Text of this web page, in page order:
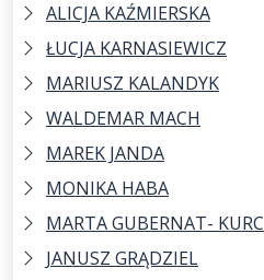
ALICJA KAŹMIERSKA
ŁUCJA KARNASIEWICZ
MARIUSZ KALANDYK
WALDEMAR MACH
MAREK JANDA
MONIKA HABA
MARTA GUBERNAT- KURC
JANUSZ GRĄDZIEL